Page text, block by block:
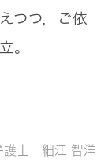
つつ，ご依
。
護士 細江 智洋